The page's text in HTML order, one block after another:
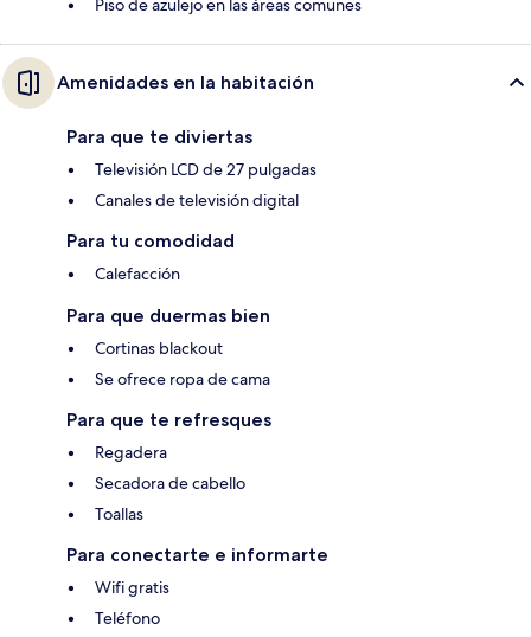
Piso de azulejo en las áreas comunes
Amenidades en la habitación
Para que te diviertas
Televisión LCD de 27 pulgadas
Canales de televisión digital
Para tu comodidad
Calefacción
Para que duermas bien
Cortinas blackout
Se ofrece ropa de cama
Para que te refresques
Regadera
Secadora de cabello
Toallas
Para conectarte e informarte
Wifi gratis
Teléfono